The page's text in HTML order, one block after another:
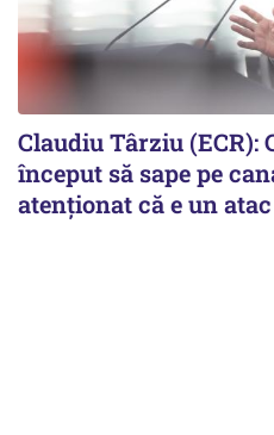
Claudiu Târziu (ECR):
început să sape pe
atenționat că e un